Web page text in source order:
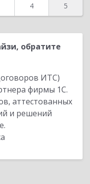
4 5
обратите
ИТС)
фирмы 1С.
аттестованных
и решений